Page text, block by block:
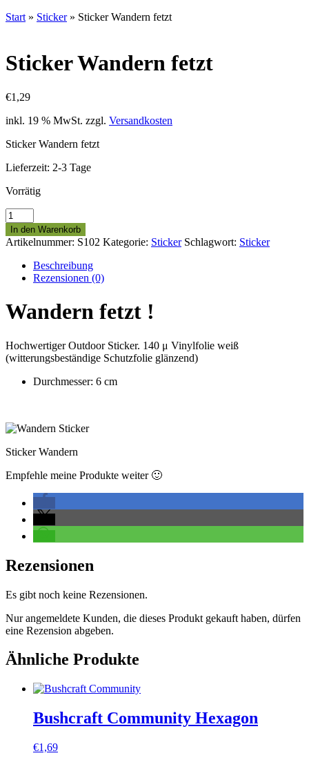
Start » Sticker» Sticker Wandern fetzt
Sticker Wandern fetzt
€1,29
inkl. 19 % MwSt. zzgl. Versandkosten
Sticker Wandern fetzt
Lieferzeit: 2-3 Tage
Vorrätig
Sticker
Wandern
fetzt
In den Warenkorb
Artikelnummer: S102 Kategorie: Sticker Schlagwort: Sticker
Beschreibung
Rezensionen (0)
Wandern fetzt !
Hochwertiger Outdoor Sticker. 140 μ Vinylfolie weiß
(witterungsbeständige Schutzfolie glänzend)
Durchmesser: 6 cm
Sticker Wandern
Empfehle meine Produkte weiter 🙂
Rezensionen
Es gibt noch keine Rezensionen.
Nur angemeldete Kunden, die dieses Produkt gekauft haben, dürfen
eine Rezension abgeben.
Ähnliche Produkte
Bushcraft Community Hexagon
€1,69